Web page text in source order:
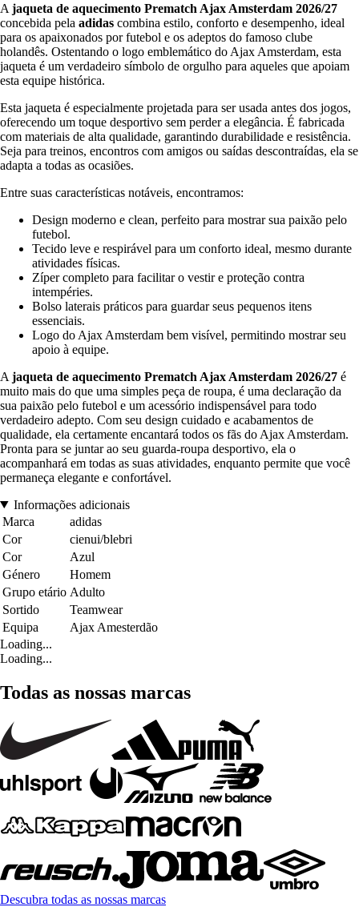
A jaqueta de aquecimento Prematch Ajax Amsterdam 2026/27
concebida pela adidas combina estilo, conforto e desempenho, ideal
para os apaixonados por futebol e os adeptos do famoso clube
holandês. Ostentando o logo emblemático do Ajax Amsterdam, esta
jaqueta é um verdadeiro símbolo de orgulho para aqueles que apoiam
esta equipe histórica.
Esta jaqueta é especialmente projetada para ser usada antes dos jogos,
oferecendo um toque desportivo sem perder a elegância. É fabricada
com materiais de alta qualidade, garantindo durabilidade e resistência.
Seja para treinos, encontros com amigos ou saídas descontraídas, ela se
adapta a todas as ocasiões.
Entre suas características notáveis, encontramos:
Design moderno e clean, perfeito para mostrar sua paixão pelo
futebol.
Tecido leve e respirável para um conforto ideal, mesmo durante
atividades físicas.
Zíper completo para facilitar o vestir e proteção contra
intempéries.
Bolso laterais práticos para guardar seus pequenos itens
essenciais.
Logo do Ajax Amsterdam bem visível, permitindo mostrar seu
apoio à equipe.
A jaqueta de aquecimento Prematch Ajax Amsterdam 2026/27 é
muito mais do que uma simples peça de roupa, é uma declaração da
sua paixão pelo futebol e um acessório indispensável para todo
verdadeiro adepto. Com seu design cuidado e acabamentos de
qualidade, ela certamente encantará todos os fãs do Ajax Amsterdam.
Pronta para se juntar ao seu guarda-roupa desportivo, ela o
acompanhará em todas as suas atividades, enquanto permite que você
permaneça elegante e confortável.
Informações adicionais
Marca
adidas
Cor
cienui/blebri
Cor
Azul
Género
Homem
Grupo etário Adulto
Sortido
Teamwear
Equipa
Ajax Amesterdão
Loading...
Loading...
Todas as nossas marcas
Descubra todas as nossas marcas